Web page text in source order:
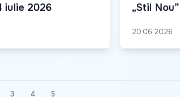
iulie 2026 „Stil
20.06.2026
3 4 5